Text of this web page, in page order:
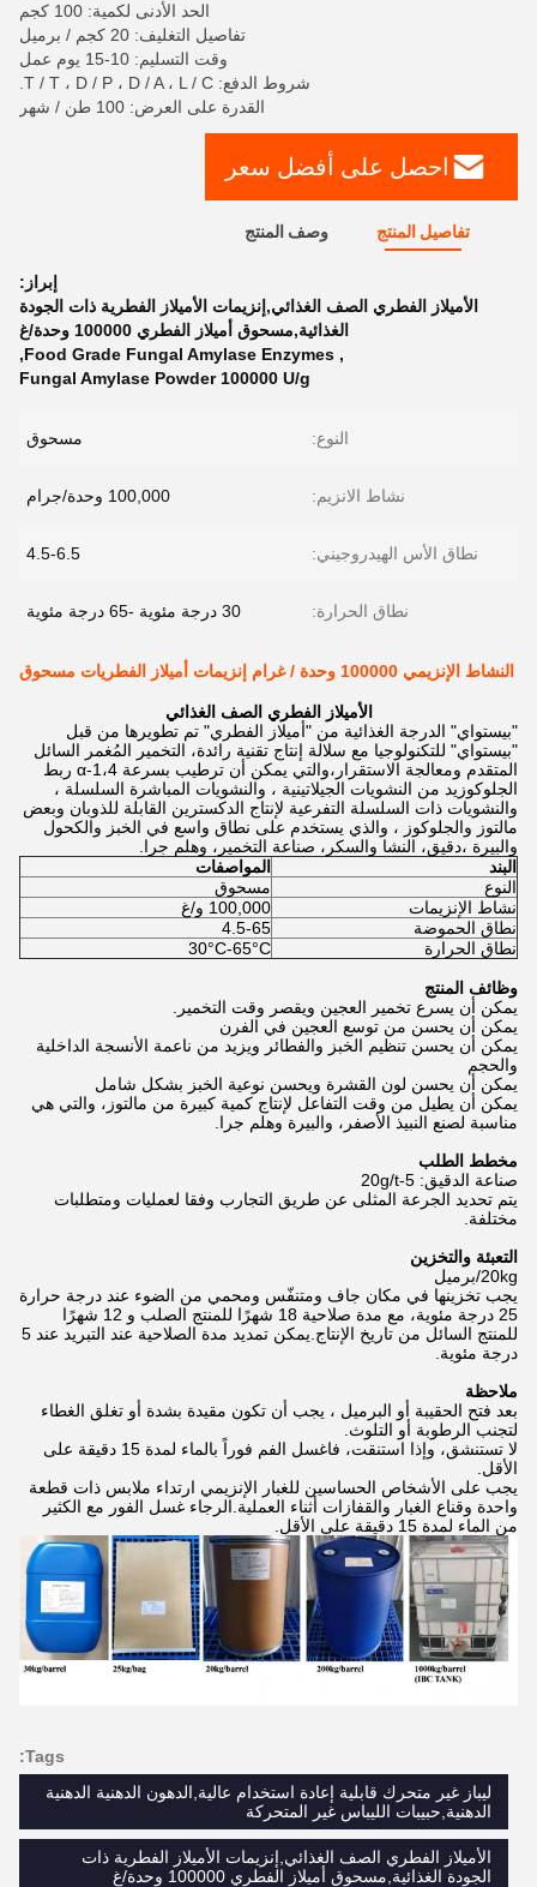
الحد الأدنى لكمية: 100 كجم
تفاصيل التغليف: 20 كجم / برميل
وقت التسليم: 10-15 يوم عمل
شروط الدفع: T / T ، D / P ، D / A ، L / C.
القدرة على العرض: 100 طن / شهر
احصل على أفضل سعر
تفاصيل المنتج وصف المنتج
إبراز:
الأميلاز الفطري الصف الغذائي,إنزيمات الأميلاز الفطرية ذات الجودة
الغذائية,مسحوق أميلاز الفطري 100000 وحدة/غ
,
Food Grade Fungal Amylase Enzymes
,
Fungal Amylase Powder 100000 U/g
النوع: مسحوق
نشاط الانزيم: 100,000 وحدة/جرام
نطاق الأس الهيدروجيني: 4.5-6.5
نطاق الحرارة: 30 درجة مئوية -65 درجة مئوية
النشاط الإنزيمي 100000 وحدة / غرام إنزيمات أميلاز الفطريات مسحوق
الأميلاز الفطري الصف الغذائي
"بيستواي" الدرجة الغذائية من "أميلاز الفطري" تم تطويرها من قبل
"بيستواي" للتكنولوجيا مع سلالة إنتاج تقنية رائدة، التخمير المُغمر السائل
المتقدم ومعالجة الاستقرار،والتي يمكن أن ترطيب بسرعة α-1،4 ربط
الجلوكوزيد من النشويات الجيلاتينية ، والنشويات المباشرة السلسلة ،
والنشويات ذات السلسلة التفرعية لإنتاج الدكسترين القابلة للذوبان وبعض
مالتوز والجلوكوز ، والذي يستخدم على نطاق واسع في الخبز والكحول
والبيرة ،دقيق، النشا والسكر، صناعة التخمير، وهلم جرا.
البند
المواصفات
النوع
مسحوق
نشاط الإنزيمات
100,000 و/غ
نطاق الحموضة
4.5-65
نطاق الحرارة
30°C-65°C
وظائف المنتج
يمكن أن يسرع تخمير العجين ويقصر وقت التخمير.
يمكن أن يحسن من توسع العجين في الفرن
يمكن أن يحسن تنظيم الخبز والفطائر ويزيد من ناعمة الأنسجة الداخلية
والحجم
يمكن أن يحسن لون القشرة ويحسن نوعية الخبز بشكل شامل
يمكن أن يطيل من وقت التفاعل لإنتاج كمية كبيرة من مالتوز، والتي هي
مناسبة لصنع النبيذ الأصفر، والبيرة وهلم جرا.
مخطط الطلب
صناعة الدقيق: 5-20g/t
يتم تحديد الجرعة المثلى عن طريق التجارب وفقا لعمليات ومتطلبات
مختلفة.
التعبئة والتخزين
20kg/برميل
يجب تخزينها في مكان جاف ومتنفّس ومحمي من الضوء عند درجة حرارة
25 درجة مئوية، مع مدة صلاحية 18 شهرًا للمنتج الصلب و 12 شهرًا
للمنتج السائل من تاريخ الإنتاج.يمكن تمديد مدة الصلاحية عند التبريد عند 5
درجة مئوية.
ملاحظة
بعد فتح الحقيبة أو البرميل ، يجب أن تكون مقيدة بشدة أو تغلق الغطاء
لتجنب الرطوبة أو التلوث.
لا تستنشق، وإذا استنقت، فاغسل الفم فوراً بالماء لمدة 15 دقيقة على
الأقل.
يجب على الأشخاص الحساسين للغبار الإنزيمي ارتداء ملابس ذات قطعة
واحدة وقناع الغبار والقفازات أثناء العملية.الرجاء غسل الفور مع الكثير
من الماء لمدة 15 دقيقة على الأقل.
Tags:
ليباز غير متحرك قابلية إعادة استخدام عالية,الدهون الدهنية الدهنية
الدهنية,حبيبات الليباس غير المتحركة
الأميلاز الفطري الصف الغذائي,إنزيمات الأميلاز الفطرية ذات
الجودة الغذائية,مسحوق أميلاز الفطري 100000 وحدة/غ